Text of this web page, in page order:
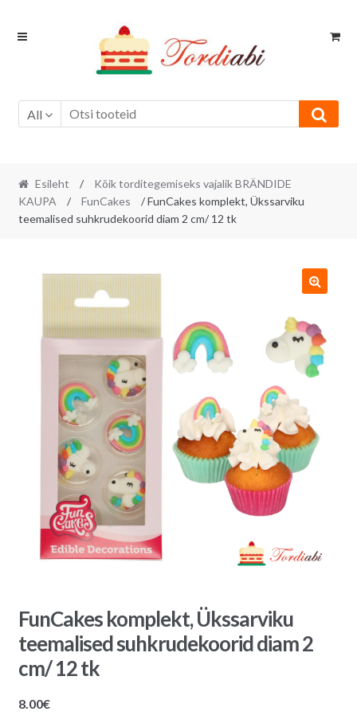
Skip
Skip
All
Esileht /
Kõik torditegemiseks vajalik BRÄNDIDE
KAUPA
/ FunCakes
/ FunCakes komplekt, Ükssarviku
teemalised suhkrudekoorid diam 2 cm/ 12 tk
FunCakes komplekt, Ükssarviku
teemalised suhkrudekoorid diam 2
cm/ 12 tk
8.00€